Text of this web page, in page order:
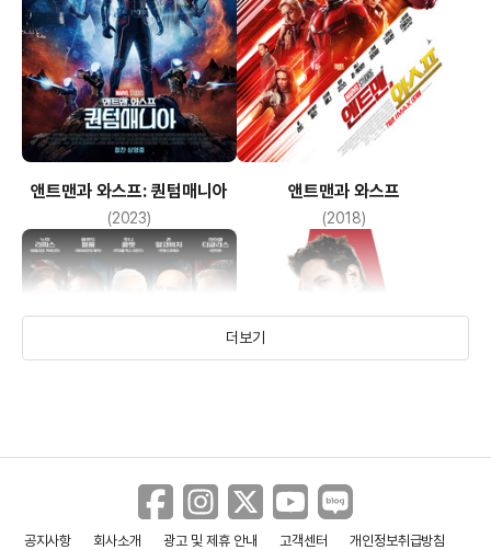
앤트맨과 와스프: 퀀텀매니아
(2023)
앤트맨과 와스프
(2018)
더보기
공지사항 회사소개 광고 및 제휴 안내 고객센터
개인정보취급방침